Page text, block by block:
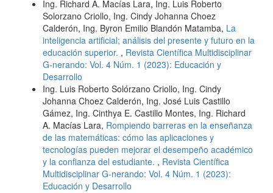
Ing. Richard A. Macías Lara, Ing. Luis Roberto
Solorzano Criollo, Ing. Cindy Johanna Choez
Calderón, Ing. Byron Emilio Blandón Matamba, La
inteligencia artificial; análisis del presente y futuro en la
educación superior. , Revista Científica Multidisciplinar
G-nerando: Vol. 4 Núm. 1 (2023): Educación y
Desarrollo
Ing. Luis Roberto Solórzano Criollo, Ing. Cindy
Johanna Choez Calderón, Ing. José Luis Castillo
Gámez, Ing. Cinthya E. Castillo Montes, Ing. Richard
A. Macías Lara, Rompiendo barreras en la enseñanza
de las matemáticas: cómo las aplicaciones y
tecnologías pueden mejorar el desempeño académico
y la confianza del estudiante. , Revista Científica
Multidisciplinar G-nerando: Vol. 4 Núm. 1 (2023):
Educación y Desarrollo